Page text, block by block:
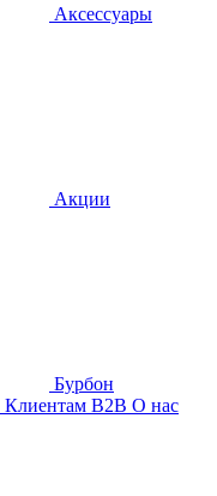
Аксессуары
Акции
Бурбон
Клиентам B2B О нас